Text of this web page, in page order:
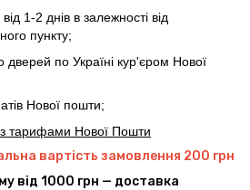
1-2 днів в залежності від
пункту;
дверей по Україні кур'єром Нової
Нової пошти;
з тарифами Нової Пошти
вартість замовлення 200 грн
від 1000 грн — доставка